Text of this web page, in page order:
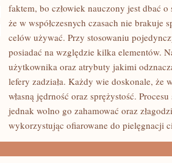
TAK,
SZPECĄCE
faktem, bo człowiek nauczony jest dbać
że w współczesnych czasach nie brakuje
celów używać. Przy stosowaniu
posiadać na względzie kilka elementów.
użytkownika oraz atrybuty jakimi
lefery zadziała. Każdy wie doskonale, że
własną jędrność oraz sprężystość.
jednak wolno go zahamować oraz
wykorzystując ofiarowane do pielęgnacji